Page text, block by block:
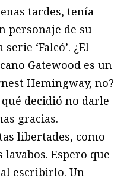
tardes, tenía
personaje de su
‘Falcó’. ¿El
Gatewood es un
Hemingway, no?
decidió no darle
gracias.
libertades, como
Espero que
escribirlo. Un